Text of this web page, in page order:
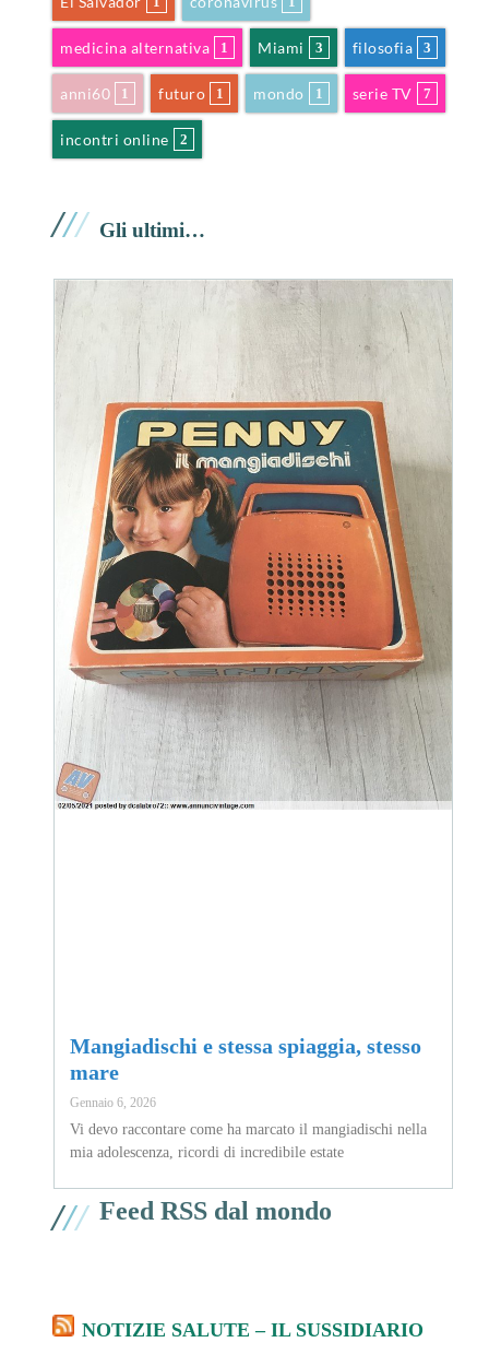
medicina alternativa 1 Miami 3 filosofia 3
anni60 1 futuro 1 mondo 1 serie TV 7
incontri online 2
/// Gli ultimi…
Mangiadischi e stessa spiaggia, stesso
mare
Gennaio 6, 2026
Vi devo raccontare come ha marcato il mangiadischi nella
mia adolescenza, ricordi di incredibile estate
/// Feed RSS dal mondo
NOTIZIE SALUTE – IL SUSSIDIARIO